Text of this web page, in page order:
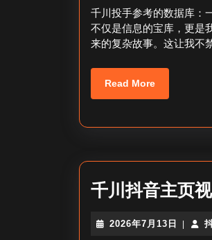
7
月
23
日
千川投手参考的数据库：
不仅是信息的宝库，更是
来的复杂故事。这让我不
Read MoreRead
More
千川抖音主页
2026年7月13日
2026